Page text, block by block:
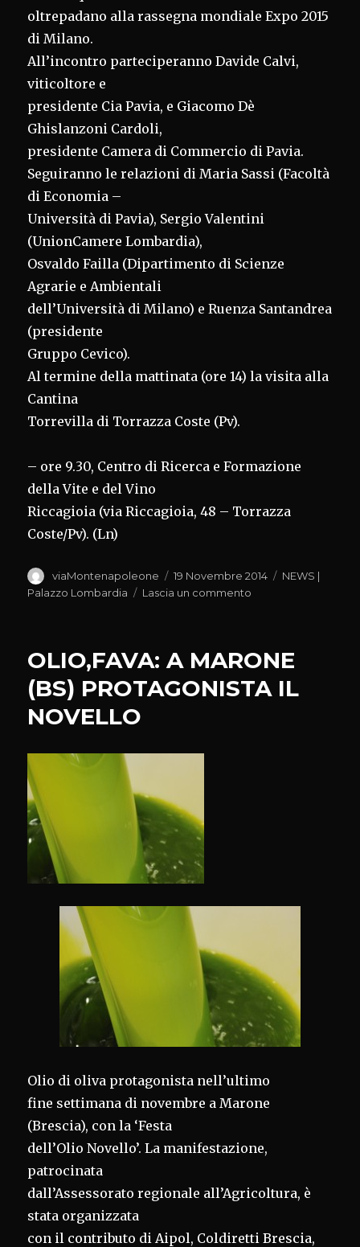
oltrepadano alla rassegna mondiale Expo 2015
di Milano.
All’incontro parteciperanno Davide Calvi,
viticoltore e
presidente Cia Pavia, e Giacomo Dè
Ghislanzoni Cardoli,
presidente Camera di Commercio di Pavia.
Seguiranno le relazioni di Maria Sassi (Facoltà
di Economia –
Università di Pavia), Sergio Valentini
(UnionCamere Lombardia),
Osvaldo Failla (Dipartimento di Scienze
Agrarie e Ambientali
dell’Università di Milano) e Ruenza Santandrea
(presidente
Gruppo Cevico).
Al termine della mattinata (ore 14) la visita alla
Cantina
Torrevilla di Torrazza Coste (Pv).
– ore 9.30, Centro di Ricerca e Formazione
della Vite e del Vino
Riccagioia (via Riccagioia, 48 – Torrazza
Coste/Pv). (Ln)
Autore
viaMontenapoleone
Pubblicato
il
19 Novembre 2014 Categorie
NEWS |
Palazzo Lombardia
Lascia un commento
A
SU
OLIO,FAVA: A MARONE
(BS) PROTAGONISTA IL
NOVELLO
Olio di oliva protagonista nell’ultimo
fine settimana di novembre a Marone
(Brescia), con la ‘Festa
dell’Olio Novello’. La manifestazione,
patrocinata
dall’Assessorato regionale all’Agricoltura, è
stata organizzata
con il contributo di Aipol, Coldiretti Brescia,